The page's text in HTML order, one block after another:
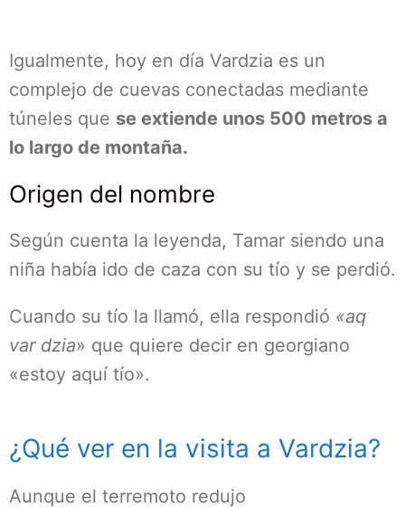
Igualmente, hoy en día Vardzia es un
complejo de cuevas conectadas mediante
túneles que se extiende unos 500 metros a
lo largo de montaña.
Origen del nombre
Según cuenta la leyenda, Tamar siendo una
niña había ido de caza con su tío y se perdió.
Cuando su tío la llamó, ella respondió «aq
var dzia» que quiere decir en georgiano
«estoy aquí tío».
¿Qué ver en la visita a Vardzia?
Aunque el terremoto redujo